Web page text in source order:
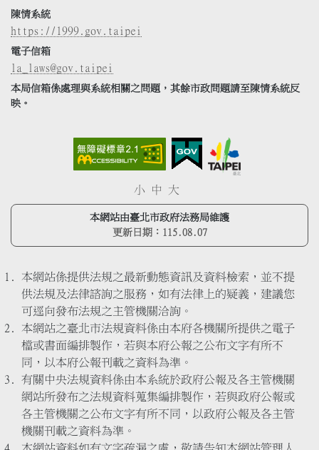
陳情系統
https://1999.gov.taipei
電子信箱
la_laws@gov.taipei
本局信箱係處理與系統相關之問題，其餘市政問題請至陳情系統反
映。
小 中 大
本網站由臺北市政府法務局維護
更新日期： 115.08.07
本網站係提供法規之最新動態資訊及資料檢索，並不提
供法規及法律諮詢之服務，如有法律上的疑義，建議您
可逕向發布法規之主管機關洽詢。
本網站之臺北市法規資料係由本府各機關所提供之電子
檔或書面編排製作，若與本府公報之公布文字有所不
同，以本府公報刊載之資料為準。
有關中央法規資料係由本系統於政府公報及各主管機關
網站所發布之法規資料蒐集編排製作，若與政府公報或
各主管機關之公布文字有所不同，以政府公報及各主管
機關刊載之資料為準。
本網站資料如有文字疏漏之處，敬請告知本網站管理人